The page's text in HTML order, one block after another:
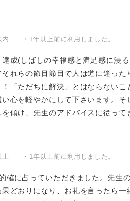
内 ・1年以上前に利用しました。
成(しばしの幸福感と満足感に
れらの節目節目で人は道に迷っ
「ただちに解決」とはならない
い心を軽やかにして下さいます。
傾け、先生のアドバイスに従って
上 ・1年以上前に利用しました。
確に占っていただきました。先生
どおりになり、お礼を言ったら